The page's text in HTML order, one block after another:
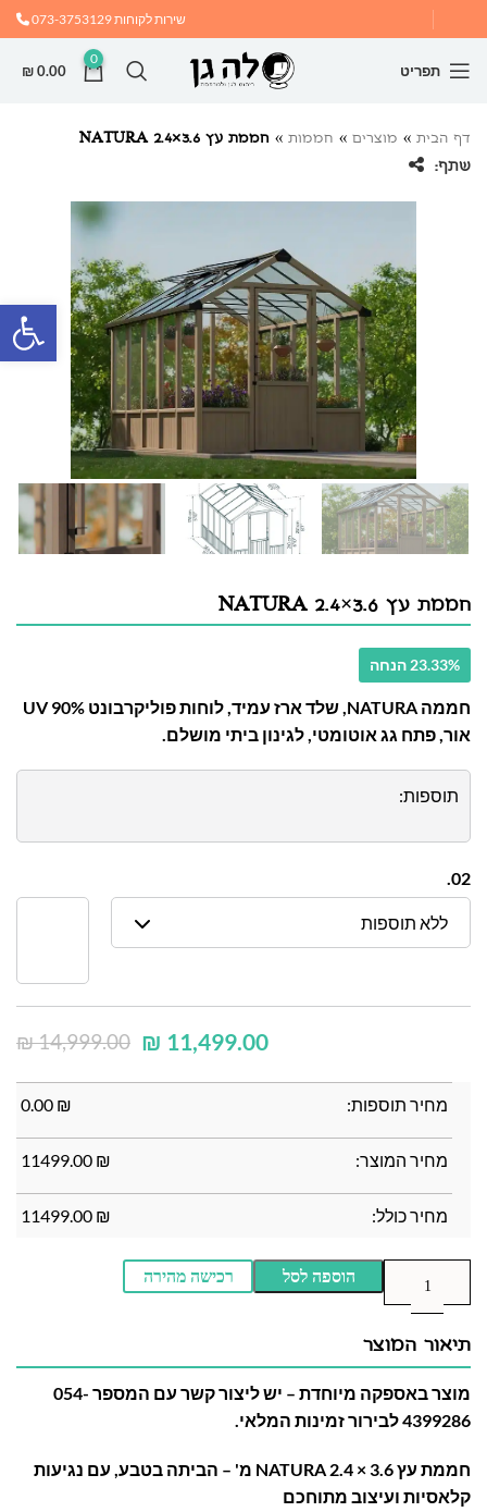
שירות לקוחות073-3753129
תפריט
0
₪0.00
דף הבית » מוצרים » חממות » חממת עץ NATURA 2.4×3.6
שתף:
חממת עץ NATURA 2.4×3.6
23.33% הנחה
חממה NATURA, שלד ארז עמיד, לוחות פוליקרבונט UV 90%
אור, פתח גג אוטומטי, לגינון ביתי מושלם.
תוספות:
02.
ללא תוספות
₪14,999.00 ₪ 11,499.00
מחיר תוספות: ₪
0.00
מחיר המוצר: ₪
11499.00
מחיר כולל: ₪
11499.00
הוספה לסל רכישה מהירה
תיאור המוצר
מוצר באספקה מיוחדת – יש ליצור קשר עם המספר 054-
4399286 לבירור זמינות המלאי.
חממת עץ NATURA 2.4 × 3.6 מ' – הביתה בטבע, עם נגיעות
קלאסיות ועיצוב מתוחכם